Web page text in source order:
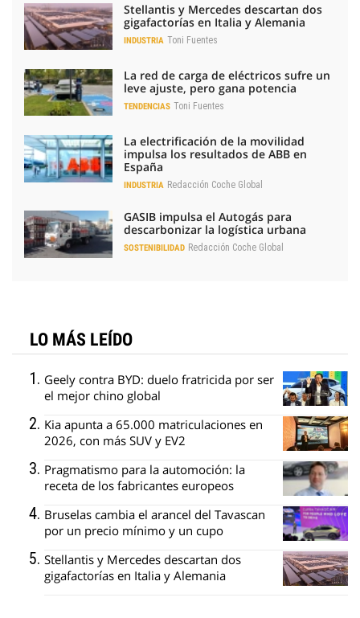
Stellantis y Mercedes descartan dos
gigafactorías en Italia y Alemania
INDUSTRIA Toni Fuentes
La red de carga de eléctricos sufre un
leve ajuste, pero gana potencia
TENDENCIAS Toni Fuentes
La electrificación de la movilidad
impulsa los resultados de ABB en
España
INDUSTRIA Redacción Coche Global
GASIB impulsa el Autogás para
descarbonizar la logística urbana
SOSTENIBILIDAD Redacción Coche Global
LO MÁS LEÍDO
Geely contra BYD: duelo fratricida por ser
el mejor chino global
Kia apunta a 65.000 matriculaciones en
2026, con más SUV y EV2
Pragmatismo para la automoción: la
receta de los fabricantes europeos
Bruselas cambia el arancel del Tavascan
por un precio mínimo y un cupo
Stellantis y Mercedes descartan dos
gigafactorías en Italia y Alemania